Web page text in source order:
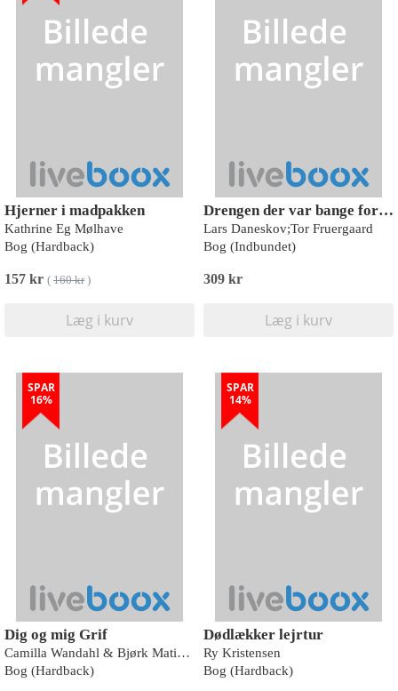
Hjerner i madpakken
Kathrine Eg Mølhave
Bog (Hardback)
157 kr ( 160 kr)
Læg i kurv
Drengen der var bange for det meste
Lars Daneskov;Tor Fruergaard
Bog (Indbundet)
309 kr
Læg i kurv
SPAR
16%
Dig og mig Grif
Camilla Wandahl & Bjørk Matias Friis
Bog (Hardback)
SPAR
14%
Dødlækker lejrtur
Ry Kristensen
Bog (Hardback)